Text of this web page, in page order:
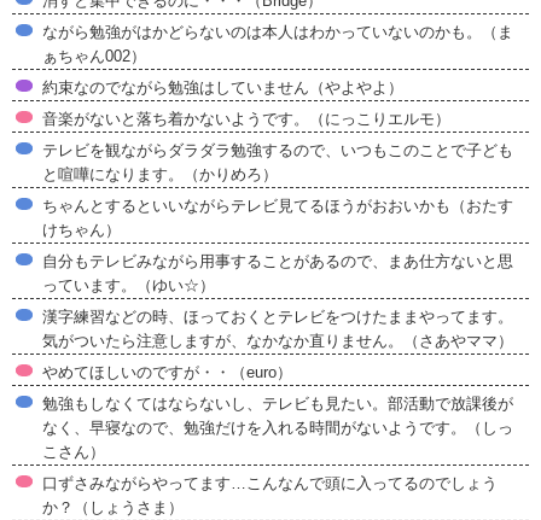
ながら勉強がはかどらないのは本人はわかっていないのかも。（ま
ぁちゃん002）
約束なのでながら勉強はしていません（やよやよ）
音楽がないと落ち着かないようです。（にっこりエルモ）
テレビを観ながらダラダラ勉強するので、いつもこのことで子ども
と喧嘩になります。（かりめろ）
ちゃんとするといいながらテレビ見てるほうがおおいかも（おたす
けちゃん）
自分もテレビみながら用事することがあるので、まあ仕方ないと思
っています。（ゆい☆）
漢字練習などの時、ほっておくとテレビをつけたままやってます。
気がついたら注意しますが、なかなか直りません。（さあやママ）
やめてほしいのですが・・（euro）
勉強もしなくてはならないし、テレビも見たい。部活動で放課後が
なく、早寝なので、勉強だけを入れる時間がないようです。（しっ
こさん）
口ずさみながらやってます…こんなんで頭に入ってるのでしょう
か？（しょうさま）